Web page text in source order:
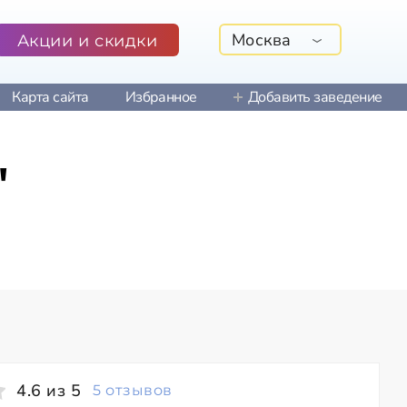
Акции и скидки Москва
Карта сайта Избранное Добавить заведение
4.6 из 5 5 отзывов